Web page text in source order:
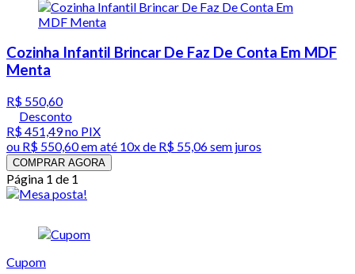
Cozinha Infantil Brincar De Faz De Conta Em MDF
Menta
R$ 550,60
Desconto
R$ 451,49no PIX
ou R$ 550,60em até 10x de R$ 55,06 sem juros
COMPRAR AGORA
Página 1 de 1
Cupom